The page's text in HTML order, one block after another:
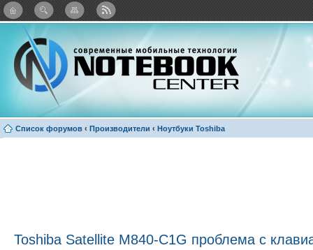
Каталог виджетов
Список форумов ‹ Производители ‹ Ноутбуки Toshiba
Toshiba Satellite M840-C1G проблема с